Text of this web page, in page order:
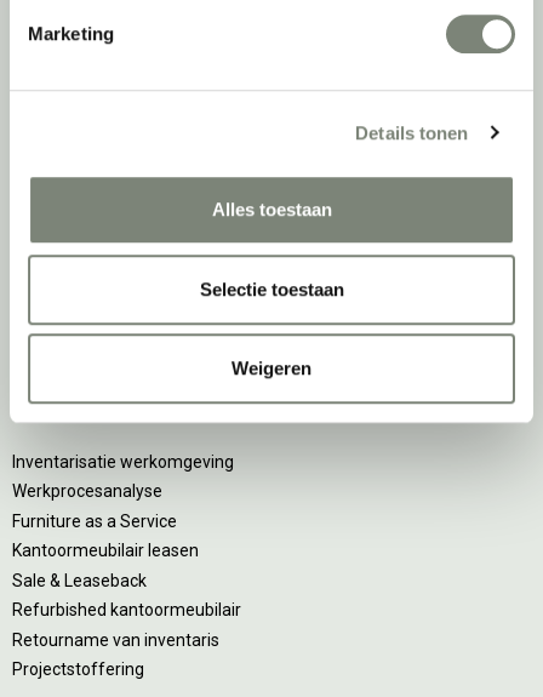
Marketing
Details tonen
Alles toestaan
Selectie toestaan
Weigeren
Tafels
Werkplekken
projectinrichter
Onze experts
Vacatures
Inventarisatiefase
Inventarisatie werkomgeving
Werkprocesanalyse
Furniture as a Service
Kantoormeubilair leasen
Sale & Leaseback
Refurbished kantoormeubilair
Retourname van inventaris
Projectstoffering